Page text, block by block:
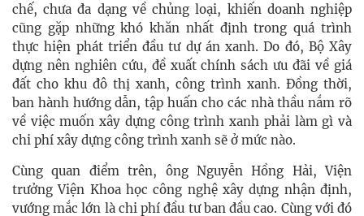
chế, chưa đa dạng về chủng loại, khiến doanh nghiệp
cũng gặp những khó khăn nhất định trong quá trình
thực hiện phát triển đầu tư dự án xanh. Do đó, Bộ Xây
dựng nên nghiên cứu, đề xuất chính sách ưu đãi về giá
đất cho khu đô thị xanh, công trình xanh. Đồng thời,
ban hành hướng dẫn, tập huấn cho các nhà thầu nắm rõ
về việc muốn xây dựng công trình xanh phải làm gì và
chi phí xây dựng công trình xanh sẽ ở mức nào.
Cùng quan điểm trên, ông Nguyễn Hồng Hải, Viện
trưởng Viện Khoa học công nghệ xây dựng nhận định,
vướng mắc lớn là chi phí đầu tư ban đầu cao. Cùng với đó